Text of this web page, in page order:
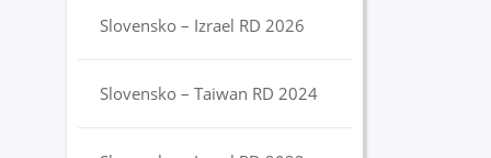
Slovensko – Izrael RD 2026
Slovensko – Taiwan RD 2024